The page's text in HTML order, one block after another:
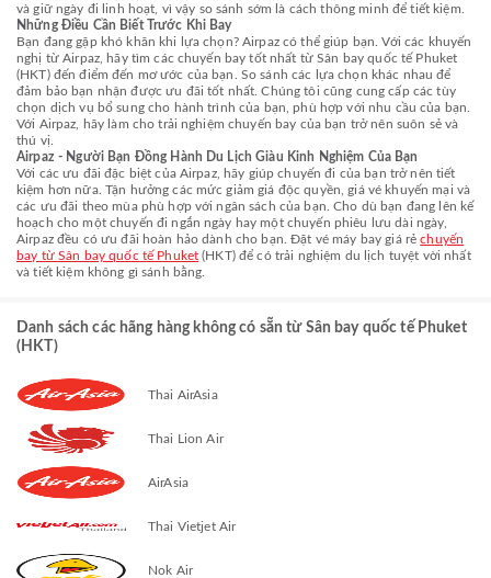
và giữ ngày đi linh hoạt, vì vậy so sánh sớm là cách thông minh để tiết kiệm.
Những Điều Cần Biết Trước Khi Bay
Bạn đang gặp khó khăn khi lựa chọn? Airpaz có thể giúp bạn. Với các khuyến
nghị từ Airpaz, hãy tìm các chuyến bay tốt nhất từ Sân bay quốc tế Phuket
(HKT) đến điểm đến mơ ước của bạn. So sánh các lựa chọn khác nhau để
đảm bảo bạn nhận được ưu đãi tốt nhất. Chúng tôi cũng cung cấp các tùy
chọn dịch vụ bổ sung cho hành trình của bạn, phù hợp với nhu cầu của bạn.
Với Airpaz, hãy làm cho trải nghiệm chuyến bay của bạn trở nên suôn sẻ và
thú vị.
Airpaz - Người Bạn Đồng Hành Du Lịch Giàu Kinh Nghiệm Của Bạn
Với các ưu đãi đặc biệt của Airpaz, hãy giúp chuyến đi của bạn trở nên tiết
kiệm hơn nữa. Tận hưởng các mức giảm giá độc quyền, giá vé khuyến mại và
các ưu đãi theo mùa phù hợp với ngân sách của bạn. Cho dù bạn đang lên kế
hoạch cho một chuyến đi ngắn ngày hay một chuyến phiêu lưu dài ngày,
Airpaz đều có ưu đãi hoàn hảo dành cho bạn. Đặt vé máy bay giá rẻchuyến
bay từ Sân bay quốc tế Phuket (HKT) để có trải nghiệm du lịch tuyệt vời nhất
và tiết kiệm không gì sánh bằng.
Danh sách các hãng hàng không có sẵn từ Sân bay quốc tế Phuket
(HKT)
Thai AirAsia
Thai Lion Air
AirAsia
Thai Vietjet Air
Nok Air